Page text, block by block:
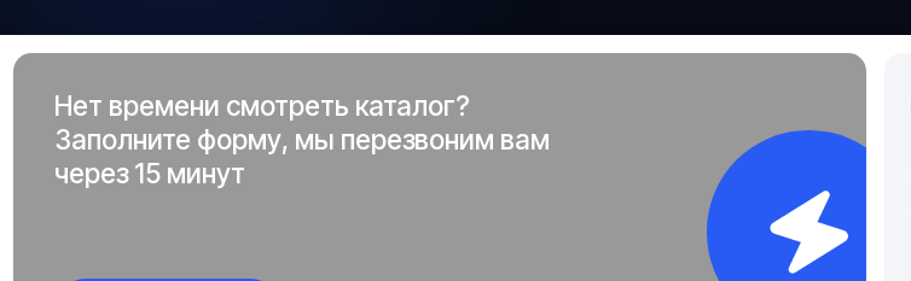
Нет времени смотреть каталог?
Заполните форму, мы перезвоним вам
через 15 минут